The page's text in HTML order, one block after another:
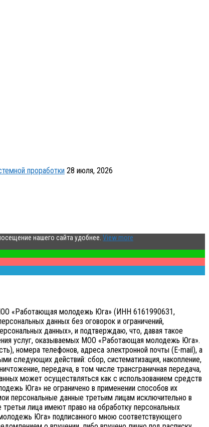
проработки 28 июля, 2026
нашего сайта удобнее. View more
«Работающая молодежь Юга» (ИНН 6161990631,
данных без оговорок и ограничений,
данных», и подтверждаю, что, давая такое
услуг, оказываемых МОО «Работающая молодежь Юга».
номера телефонов, адреса электронной почты (E-mail), а
следующих действий: сбор, систематизация, накопление,
передача, в том числе трансграничная передача,
может осуществляться как с использованием средств
Юга» не ограничено в применении способов их
персональные данные третьим лицам исключительно в
лица имеют право на обработку персональных
Юга» подписанного мною соответствующего